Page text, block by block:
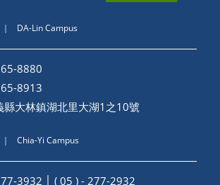
｜ DA-Lin Campus
8880
8913
縣大林鎮湖北里大湖1之10號
｜ Chia-Yi Campus
3932 │ ( 05 ) - 277-2932